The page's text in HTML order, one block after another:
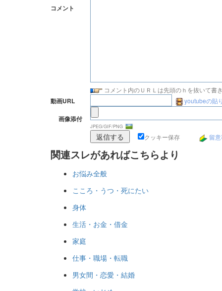
コメント
コメント内のＵＲＬは先頭のｈを抜いて書
動画URL
youtubeの貼
画像添付
JPEG/GIF/PNG
クッキー保存 留
関連スレがあればこちらより
お悩み全般
こころ・うつ・死にたい
身体
生活・お金・借金
家庭
仕事・職場・転職
男女間・恋愛・結婚